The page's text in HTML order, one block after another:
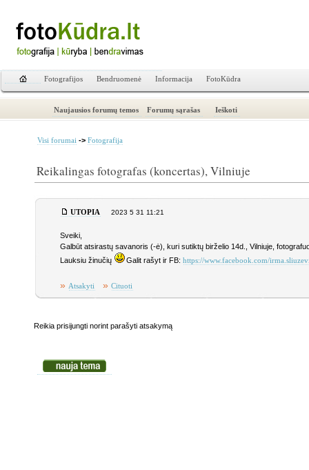
Fotografijos Bendruomenė Informacija FotoKūdra
Naujausios forumų temos Forumų sąrašas Ieškoti
Visi forumai -> Fotografija
Reikalingas fotografas (koncertas), Vilniuje
UTOPIA 2023 5 31 11:21
Sveiki,
Galbūt atsirastų savanoris (-ė), kuri sutiktų birželio 14d., Vilniuje,
Lauksiu žinučių
Galit rašyt ir FB:https://www.facebook.com/
» Atsakyti » Cituoti
Reikia prisijungti norint parašyti atsakymą